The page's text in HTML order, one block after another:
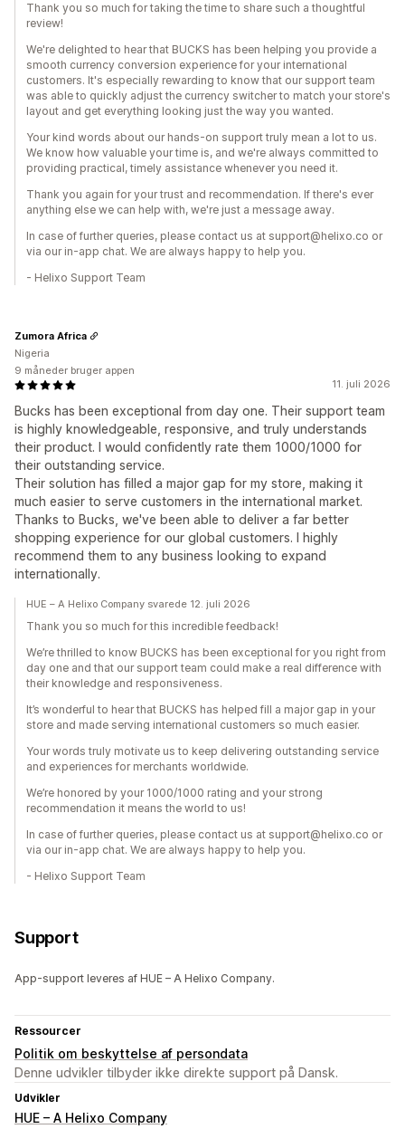
Thank you so much for taking the time to share such a thoughtful
review!
We're delighted to hear that BUCKS has been helping you provide a
smooth currency conversion experience for your international
customers. It's especially rewarding to know that our support team
was able to quickly adjust the currency switcher to match your store's
layout and get everything looking just the way you wanted.
Your kind words about our hands-on support truly mean a lot to us.
We know how valuable your time is, and we're always committed to
providing practical, timely assistance whenever you need it.
Thank you again for your trust and recommendation. If there's ever
anything else we can help with, we're just a message away.
In case of further queries, please contact us at support@helixo.co or
via our in-app chat. We are always happy to help you.
- Helixo Support Team
11. juli 2026
Bucks has been exceptional from day one. Their support team
is highly knowledgeable, responsive, and truly understands
their product. I would confidently rate them 1000/1000 for
their outstanding service.
Their solution has filled a major gap for my store, making it
much easier to serve customers in the international market.
Thanks to Bucks, we've been able to deliver a far better
shopping experience for our global customers. I highly
recommend them to any business looking to expand
internationally.
Zumora Africa
Nigeria
9 måneder bruger appen
HUE – A Helixo Company svarede 12. juli 2026
Thank you so much for this incredible feedback!
We’re thrilled to know BUCKS has been exceptional for you right from
day one and that our support team could make a real difference with
their knowledge and responsiveness.
It’s wonderful to hear that BUCKS has helped fill a major gap in your
store and made serving international customers so much easier.
Your words truly motivate us to keep delivering outstanding service
and experiences for merchants worldwide.
We’re honored by your 1000/1000 rating and your strong
recommendation it means the world to us!
In case of further queries, please contact us at support@helixo.co or
via our in-app chat. We are always happy to help you.
- Helixo Support Team
Support
App-support leveres af HUE – A Helixo Company.
Ressourcer
Politik om beskyttelse af persondata
Denne udvikler tilbyder ikke direkte support på Dansk.
Udvikler
HUE – A Helixo Company